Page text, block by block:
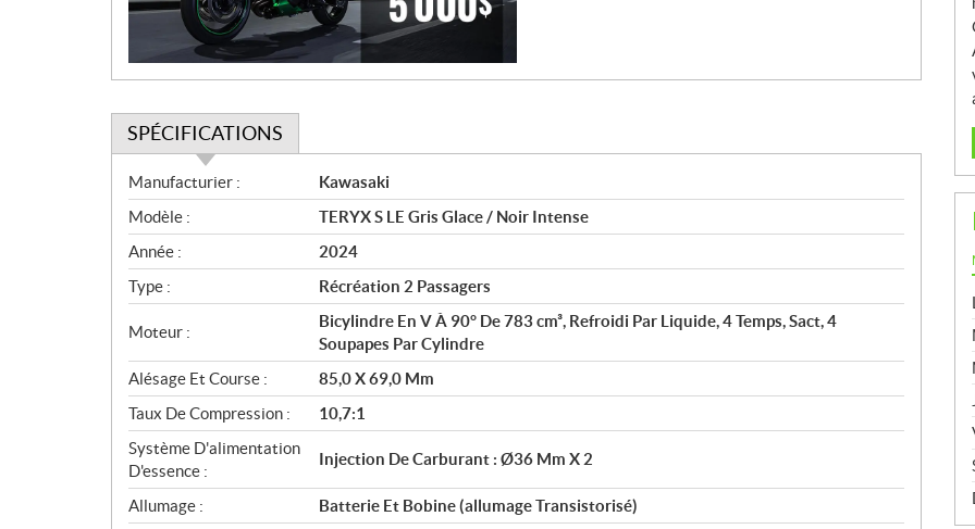
o
SPÉCIFICATIONS
S
p
é
c
i
f
i
a
t
i
o
n
s
Manufacturier :
Kawasaki
Modèle :
TERYX S LE Gris Glace / Noir Intense
Année :
2024
Type :
Récréation 2 Passagers
Moteur :
Bicylindre En V À 90° De 783 cm³, Refroidi Par Liquide, 4 Temps, Sact, 4
Soupapes Par Cylindre
Alésage Et Course :
85,0 X 69,0 Mm
Taux De Compression :
10,7:1
Système D'alimentation
D'essence :
Injection De Carburant : Ø36 Mm X 2
Allumage :
Batterie Et Bobine (allumage Transistorisé)